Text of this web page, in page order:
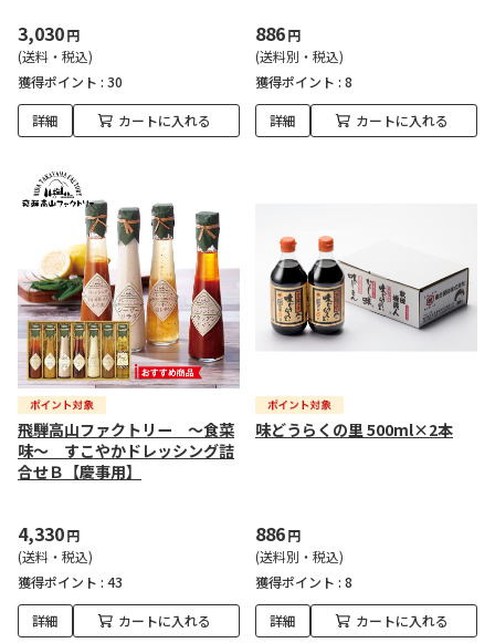
3,030円
(送料・税込)
獲得ポイント : 30
詳細 カートに入れる
886円
(送料別・税込)
獲得ポイント : 8
詳細 カートに入れる
飛騨高山ファクトリー ～食菜
味～ すこやかドレッシング詰
合せＢ【慶事用】
4,330円
(送料・税込)
獲得ポイント : 43
詳細 カートに入れる
味どうらくの里 500ml×2本
886円
(送料別・税込)
獲得ポイント : 8
詳細 カートに入れる